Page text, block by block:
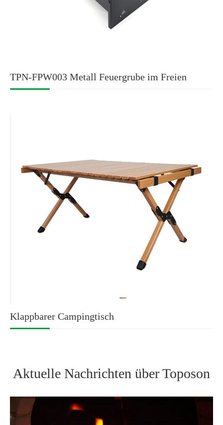
TPN-FPW003 Metall Feuergrube im Freien
Klappbarer Campingtisch
Aktuelle Nachrichten über Toposon